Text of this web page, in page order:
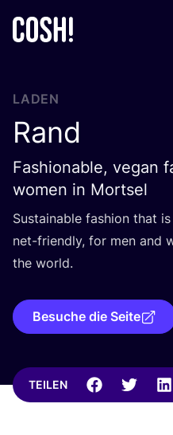
LADEN
Rand
Fashionable, vegan
women in Mortsel
Sus­tainable fashion that
net-fri­end­ly, for men and
the world.
Besuche die Seite
TEILEN